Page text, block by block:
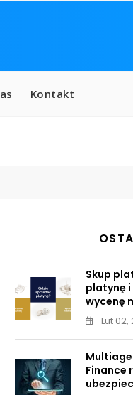
Kontakt
Skup
platynę
wycenę
Lut 02,
Finance